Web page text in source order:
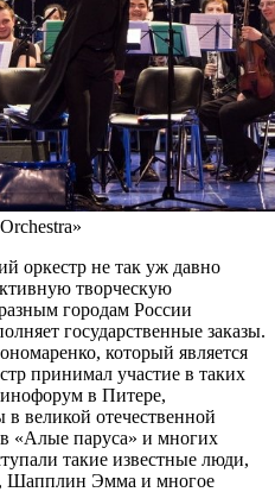
оркестр не так уж давно
творческую
городам России
государственные заказы.
который является
принимал участие в таких
в Питере,
великой отечественной
«Алые паруса» и многих
такие известные люди,
Шапплин Эмма и многое